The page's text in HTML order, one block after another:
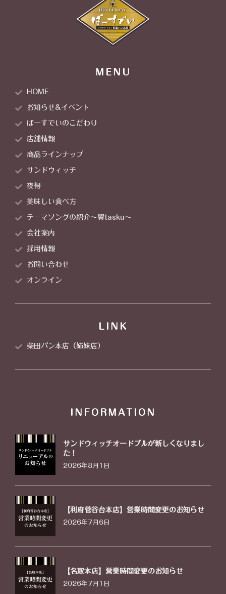
MENU
HOME
お知らせ&イベント
ばーすでいのこだわり
店舗情報
商品ラインナップ
サンドウィッチ
夜得
美味しい食べ方
テーマソングの紹介～翼tasku～
会社案内
採用情報
お問い合わせ
オンライン
LINK
柴田パン本店（姉妹店）
INFORMATION
サンドウィッチオードブルが新しくなりまし
た！
2026年8月1日
【利府菅谷台本店】営業時間変更のお知らせ
2026年7月6日
【名取本店】営業時間変更のお知らせ
2026年7月1日